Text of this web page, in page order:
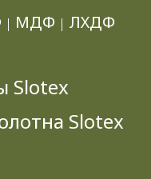
| МДФ | ЛХДФ
Slotex
Slotex